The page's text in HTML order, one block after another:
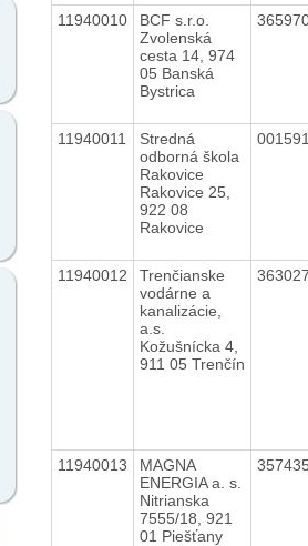
11940010
BCF s.r.o.
Zvolenská
cesta 14, 974
05 Banská
Bystrica
11940011
Stredná
odborná škola
Rakovice
Rakovice 25,
922 08
Rakovice
11940012
Trenčianske
vodárne a
kanalizácie,
a.s.
Kožušnícka 4,
911 05 Trenčín
11940013
MAGNA
ENERGIA a. s.
Nitrianska
7555/18, 921
01 Piešťany